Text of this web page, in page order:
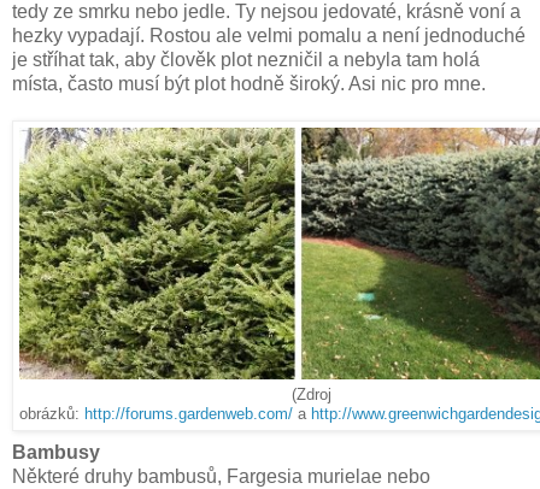
tedy ze smrku nebo jedle. Ty nejsou jedovaté, krásně voní a
hezky vypadají. Rostou ale velmi pomalu a není jednoduché
je stříhat tak, aby člověk plot nezničil a nebyla tam holá
místa, často musí být plot hodně široký. Asi nic pro mne.
(Zdroj
obrázků: http://forums.gardenweb.com/ a http://
Bambusy
Některé druhy bambusů, Fargesia murielae nebo